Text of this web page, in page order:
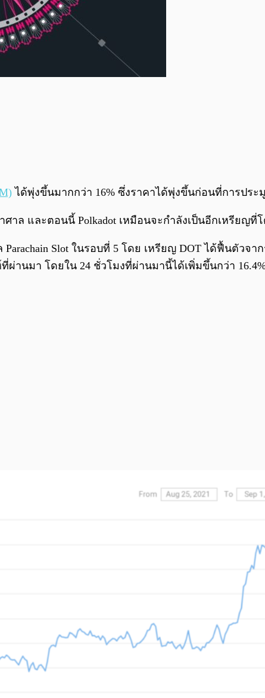
ได้พุ่งขึ้นมากกว่า 16% ซึ่งราคาได้พุ่งขึ้นก่อนที่การประ
าล และตอนนี้ Polkadot เหมือนจะกำลังเป็นอีกเหรียญที่
Slot ในรอบที่ 5 โดย เหรียญ DOT ได้ฟื้นตัวจ
ผ่านมา โดยใน 24 ชั่วโมงที่ผ่านมานี้ได้เพิ่มขึ้นกว่า